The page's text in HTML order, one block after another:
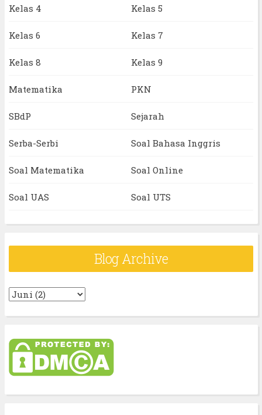
Kelas 4 Kelas 5
Kelas 6 Kelas 7
Kelas 8 Kelas 9
Matematika PKN
SBdP Sejarah
Serba-Serbi Soal Bahasa Inggris
Soal Matematika Soal Online
Soal UAS Soal UTS
Blog Archive